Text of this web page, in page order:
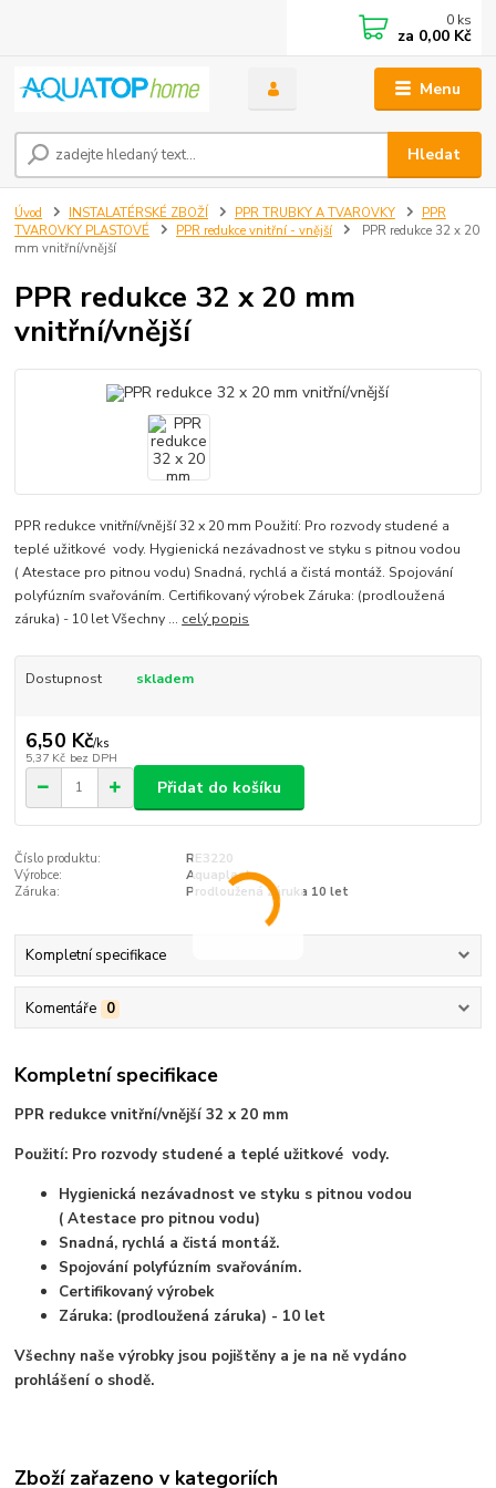
Menu
Hledat
0 ks
za 0,00 Kč
Úvod INSTALATÉRSKÉ ZBOŽÍ PPR TRUBKY A TVAROVKY
PPR
TVAROVKY PLASTOVÉ
PPR redukce vnitřní - vnější
PPR redukce 32 x 20
mm vnitřní/vnější
PPR redukce 32 x 20 mm
vnitřní/vnější
PPR redukce vnitřní/vnější 32 x 20 mm Použití: Pro rozvody studené a
teplé užitkové vody. Hygienická nezávadnost ve styku s pitnou vodou
( Atestace pro pitnou vodu) Snadná, rychlá a čistá montáž. Spojování
polyfúzním svařováním. Certifikovaný výrobek Záruka: (prodloužená
záruka) - 10 let Všechny ... celý popis
Dostupnost skladem
6,50 Kč/ks
5,37 Kč bez DPH
Přidat do košíku
Číslo produktu:
RE3220
Výrobce:
Aquaplast
Záruka:
Prodloužená záruka 10 let
Kompletní specifikace
Komentáře 0
Kompletní specifikace
PPR redukce vnitřní/vnější 32 x 20 mm
Použití: Pro rozvody studené a teplé užitkové vody.
Hygienická nezávadnost ve styku s pitnou vodou
( Atestace pro pitnou vodu)
Snadná, rychlá a čistá montáž.
Spojování polyfúzním svařováním.
Certifikovaný výrobek
Záruka: (prodloužená záruka) - 10 let
Všechny naše výrobky jsou pojištěny a je na ně vydáno
prohlášení o shodě.
Zboží zařazeno v kategoriích